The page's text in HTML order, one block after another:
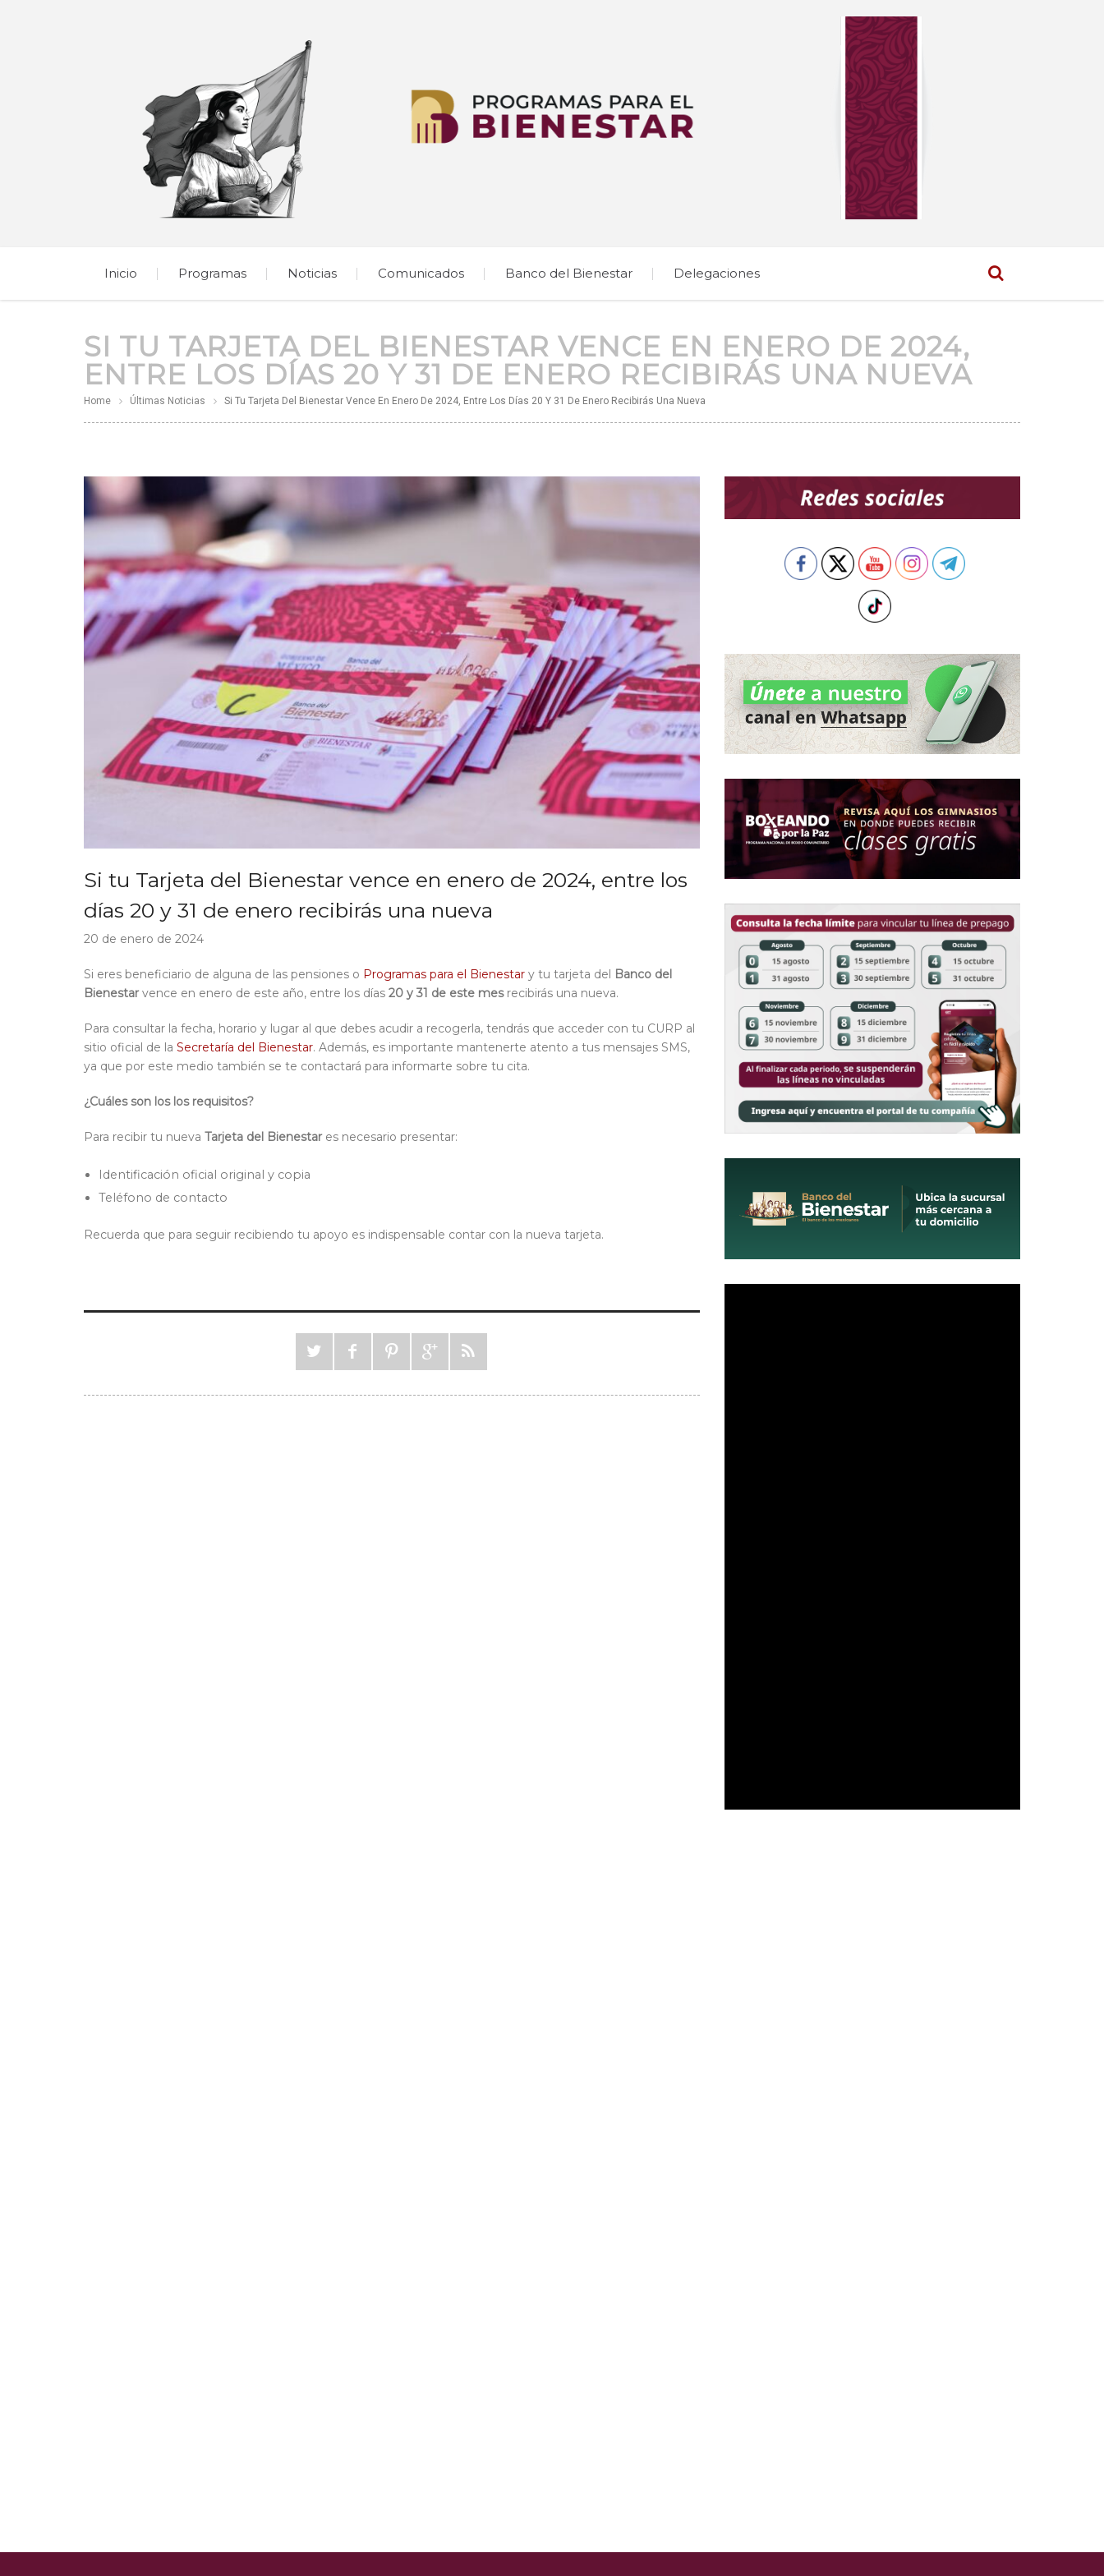
Inicio Programas Noticias Comunicados Banco del Bienestar Delegaciones
SI TU TARJETA DEL BIENESTAR VENCE EN ENERO DE 2024,
ENTRE LOS DÍAS 20 Y 31 DE ENERO RECIBIRÁS UNA NUEVA
Home Últimas Noticias Si Tu Tarjeta Del Bienestar Vence En Enero De 2024, Entre Los Días 20 Y 31 De Enero Recibirás Una Nueva
Si tu Tarjeta del Bienestar vence en enero de 2024, entre los
días 20 y 31 de enero recibirás una nueva
20 de enero de 2024
Si eres beneficiario de alguna de las pensiones o Programas para el Bienestar y tu tarjeta del Banco del
Bienestarvence en enero de este año, entre los días 20 y 31 de este mesrecibirás una nueva.
Para consultar la fecha, horario y lugar al que debes acudir a recogerla, tendrás que acceder con tu CURP al
sitio oficial de la Secretaría del Bienestar. Además, es importante mantenerte atento a tus mensajes SMS,
ya que por este medio también se te contactará para informarte sobre tu cita.
¿Cuáles son los los requisitos?
Para recibir tu nueva Tarjeta del Bienestares necesario presentar:
Identificación oficial original y copia
Teléfono de contacto
Recuerda que para seguir recibiendo tu apoyo es indispensable contar con la nueva tarjeta.